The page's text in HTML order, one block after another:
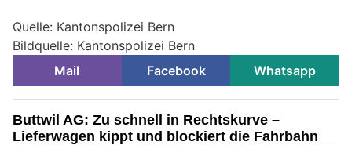
Quelle: Kantonspolizei Bern
Bildquelle: Kantonspolizei Bern
Mail
Facebook Whatsapp
Buttwil AG: Zu schnell in Rechtskurve –
Lieferwagen kippt und blockiert die Fahrbahn